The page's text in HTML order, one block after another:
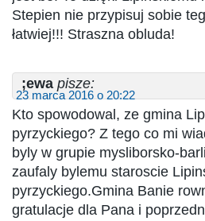
Stepien nie przypisuj sobie
łatwiej!!! Straszna obluda!
;ewa pisze:
23 marca 2016 o 20:22
Kto spowodowal, ze gmina
pyrzyckiego? Z tego co mi
byly w grupie mysliborsko-
zaufaly bylemu staroscie
pyrzyckiego.Gmina Banie
gratulacje dla Pana i